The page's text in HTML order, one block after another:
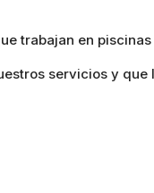
trabajan en
servicios y